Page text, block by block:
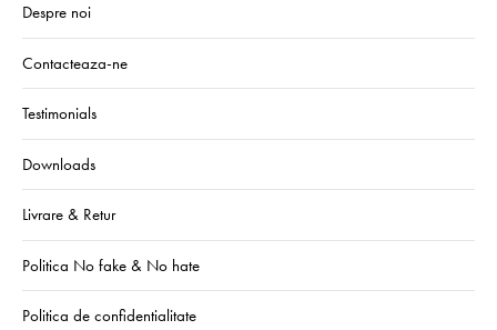
Despre noi
Contacteaza-ne
Testimonials
Downloads
Livrare & Retur
Politica No fake & No hate
Politica de confidentialitate